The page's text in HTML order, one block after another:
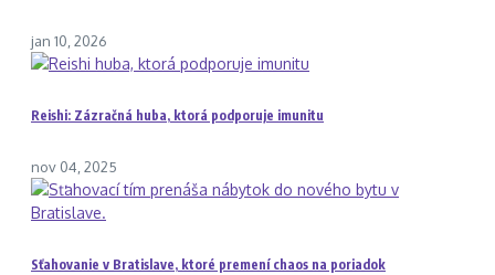
jan 10, 2026
Reishi: Zázračná huba, ktorá podporuje imunitu
nov 04, 2025
Sťahovanie v Bratislave, ktoré premení chaos na poriadok